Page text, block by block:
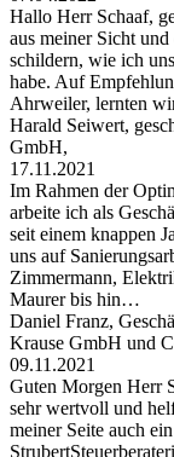
Hallo Herr Schaaf,
aus meiner Sicht
schildern, wie ich
habe. Auf
Ahrweiler, lernten
Harald Seiwert,
GmbH,
17.11.2021
Im Rahmen der
arbeite ich als
seit einem knappen
uns auf
Zimmermann,
Maurer bis hin…
Daniel Franz,
Krause GmbH und
09.11.2021
Guten Morgen Herr
sehr wertvoll und
meiner Seite auch